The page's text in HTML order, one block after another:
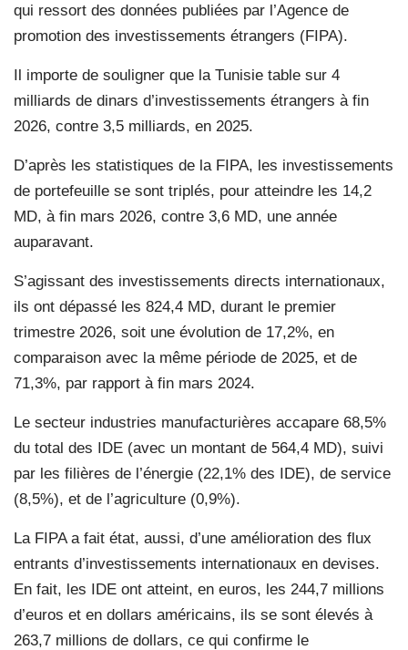
qui ressort des données publiées par l’Agence de
promotion des investissements étrangers (FIPA).
Il importe de souligner que la Tunisie table sur 4
milliards de dinars d’investissements étrangers à fin
2026, contre 3,5 milliards, en 2025.
D’après les statistiques de la FIPA, les investissements
de portefeuille se sont triplés, pour atteindre les 14,2
MD, à fin mars 2026, contre 3,6 MD, une année
auparavant.
S’agissant des investissements directs internationaux,
ils ont dépassé les 824,4 MD, durant le premier
trimestre 2026, soit une évolution de 17,2%, en
comparaison avec la même période de 2025, et de
71,3%, par rapport à fin mars 2024.
Le secteur industries manufacturières accapare 68,5%
du total des IDE (avec un montant de 564,4 MD), suivi
par les filières de l’énergie (22,1% des IDE), de service
(8,5%), et de l’agriculture (0,9%).
La FIPA a fait état, aussi, d’une amélioration des flux
entrants d’investissements internationaux en devises.
En fait, les IDE ont atteint, en euros, les 244,7 millions
d’euros et en dollars américains, ils se sont élevés à
263,7 millions de dollars, ce qui confirme le